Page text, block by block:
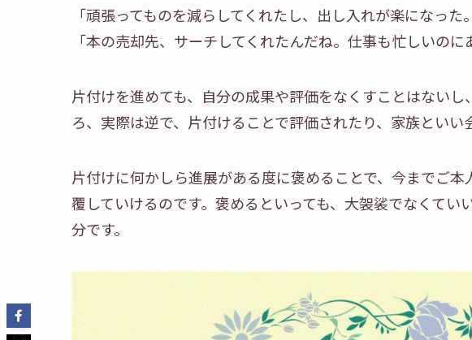
「頑張ってものを減らしてくれたし、出し入れが楽になった
「本の売却先、サーチしてくれたんだね。仕事も忙しいのに
片付けを進めても、自分の成果や評価をなくすことはない
ろ、実際は逆で、片付けることで評価されたり、家族とい
片付けに何かしら進展がある度に褒めることで、今までご
覆していけるのです。褒めるといっても、大袈裟でなくてい
分です。